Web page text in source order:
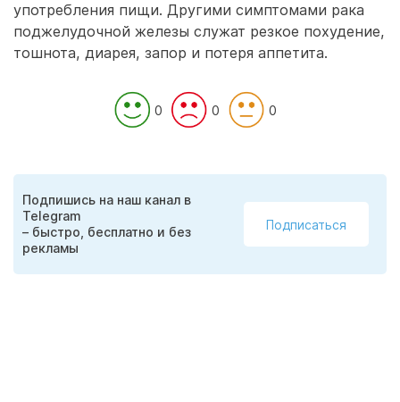
употребления пищи. Другими симптомами рака
поджелудочной железы служат резкое похудение,
тошнота, диарея, запор и потеря аппетита.
0 0 0
Подпишись на наш канал в
Telegram
– быстро, бесплатно и без
рекламы
Подписаться